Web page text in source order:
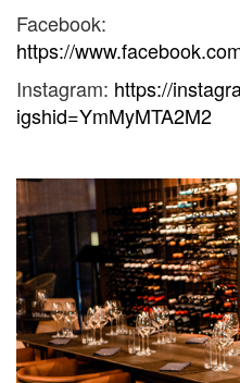
Facebook:
https://
Instagram: https://
igshid=YmMyMTA2M2